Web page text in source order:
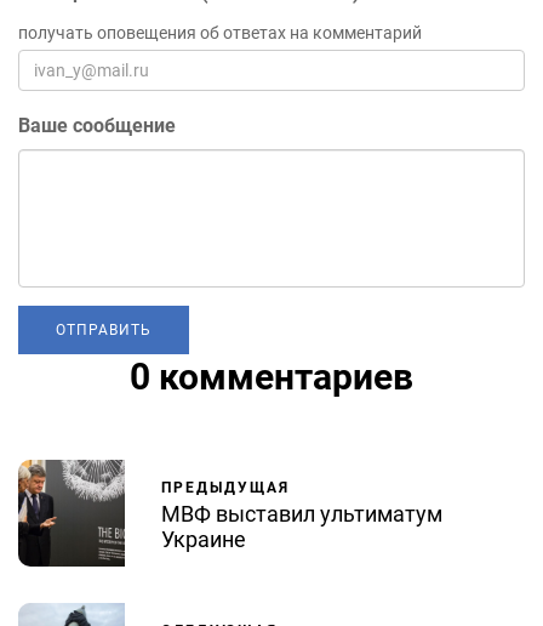
получать оповещения об ответах на комментарий
Ваше сообщение
0 комментариев
ПРЕДЫДУЩАЯ
МВФ выставил ультиматум
Украине